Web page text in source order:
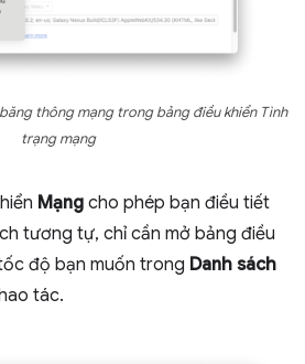
thông mạng trong bảng điều khiển Tình
trạng mạng
Mạng cho phép bạn điều tiết
tương tự, chỉ cần mở bảng điều
độ bạn muốn trong Danh sách
tác.